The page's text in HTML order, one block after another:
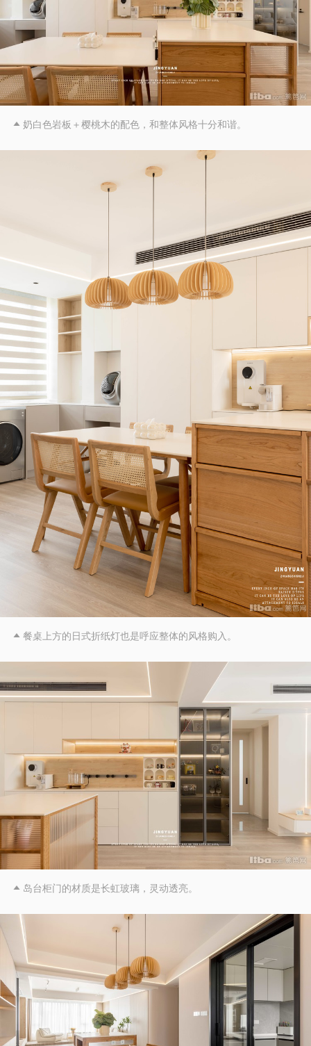
 奶白色岩板＋樱桃木的配色，和整体风格十分和谐。
 餐桌上方的日式折纸灯也是呼应整体的风格购入。
 岛台柜门的材质是长虹玻璃，灵动透亮。